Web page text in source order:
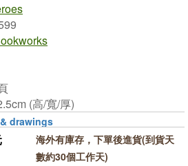
(高/寬/厚)
海外有庫存，下單後進貨(到貨天
數約30個工作天)
drawings